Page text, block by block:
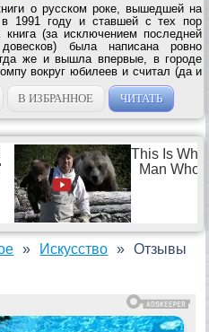
о русском роке, вышедшей на
году и ставшей с тех пор
(за исключением последней
была написана ровно
же и вышла впервые, в городе
вокруг юбилеев и считал (да и
праздновать тогда, когда
И с...В ИЗБРАННОЕ ЧИТАТЬ
Искусство
Отзывы